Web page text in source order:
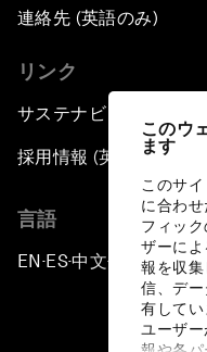
このウ
ます
このサ
に合わ
フィッ
ザーに
報を収
信、デ
有してい
ユーザ
連絡先 (英語のみ)
リンク
サステナビリティへの
採用情報 (英語のみ)
言語
EN ▪ ES▪中文▪ 日本語